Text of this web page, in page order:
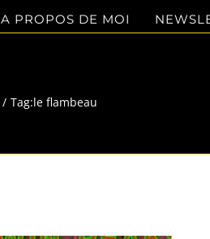
A PROPOS DE MOI
Tag:le flambeau